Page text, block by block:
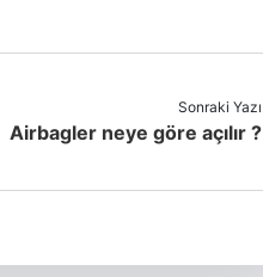
Sonraki Yazı
Airbagler neye göre açılır ?